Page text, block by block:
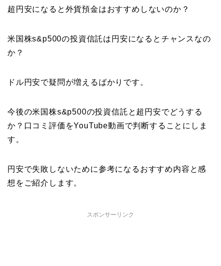
超円安になると外貨預金はおすすめしないのか？
米国株s&p500の投資信託は円安になるとチャンスなの
か？
ドル円安で疑問が増えるばかりです。
今後の米国株s&p500の投資信託と超円安でどうする
か？口コミ評価をYouTube動画で判断することにしま
す。
円安で失敗しないために参考になるおすすめ内容と感
想をご紹介します。
スポンサーリンク